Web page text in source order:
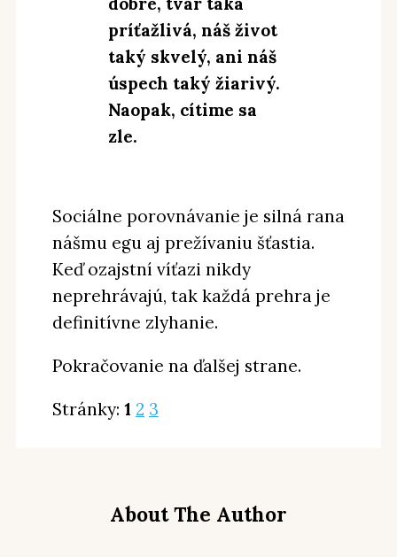
príťažlivá, náš život
taký skvelý, ani náš
úspech taký žiarivý.
Naopak, cítime sa
zle.
Sociálne porovnávanie je silná rana
nášmu egu aj prežívaniu šťastia.
Keď ozajstní víťazi nikdy
neprehrávajú, tak každá prehra je
definitívne zlyhanie.
Pokračovanie na ďalšej strane.
Stránky: 1 2 3
About The Author